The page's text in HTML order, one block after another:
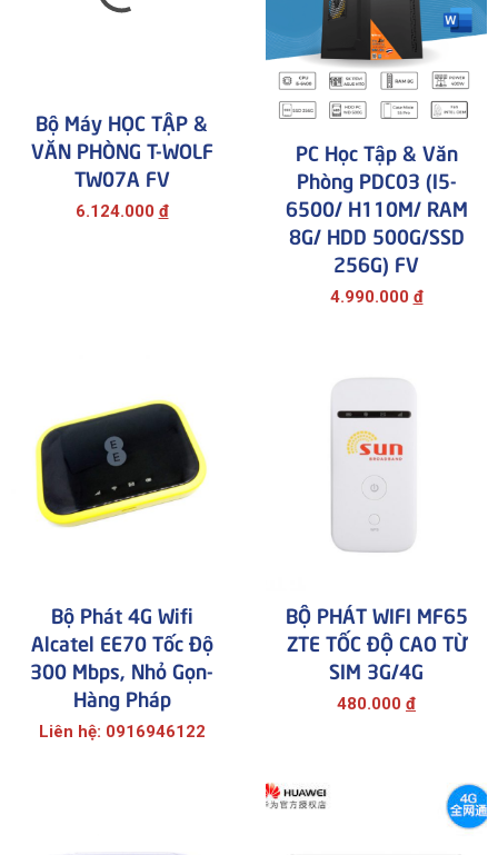
Bộ Máy HỌC TẬP &
VĂN PHÒNG T-WOLF
TW07A FV
PC Học Tập & Văn
Phòng PDC03 (i5-
6500/ H110M/ RAM
8G/ HDD 500G/SSD
256G) FV
4.990.000 đ
Bộ Phát 4G Wifi
Alcatel EE70 Tốc Độ
300 Mbps, Nhỏ Gọn-
Hàng Pháp
Liên hệ: 0916946122
BỘ PHÁT WIFI MF65
ZTE TỐC ĐỘ CAO TỪ
SIM 3G/4G
480.000 đ